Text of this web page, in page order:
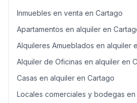
Inmuebles en venta en Cartago
Apartamentos en alquiler en
Alquileres Amueblados en alquiler
Alquiler de Oficinas en alquiler en
Casas en alquiler en Cartago
Locales comerciales y bodegas en